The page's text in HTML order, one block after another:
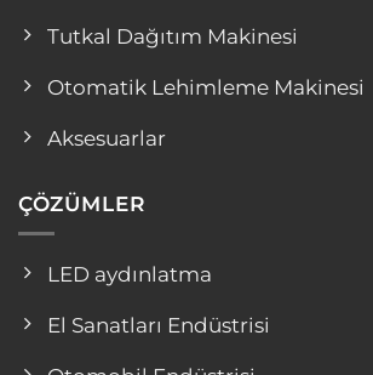
Tutkal Dağıtım Makinesi
Otomatik Lehimleme Makinesi
Aksesuarlar
ÇÖZÜMLER
LED aydınlatma
El Sanatları Endüstrisi